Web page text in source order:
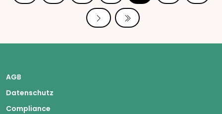
AGB
Datenschutz
Compliance